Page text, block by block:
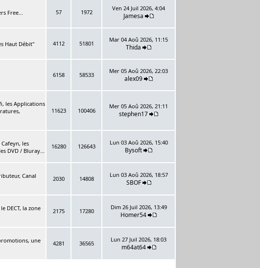
Free... 57 1972
Ven 24 Juil 2026, 4:04
Jamesa
Haut Débit" 4112 51801
Mar 04 Aoû 2026, 11:15
Thida
6158 58533
Mer 05 Aoû 2026, 22:03
alex09
les Applications
11623 100406
Mer 05 Aoû 2026, 21:11
stephen17
les
DVD / Bluray...
16280 126643
Lun 03 Aoû 2026, 15:40
Bysoft
Canal
2030 14808
Lun 03 Aoû 2026, 18:57
SBOF
DECT, la zone
2175 17280
Dim 26 Juil 2026, 13:49
Homer54
une
4281 36565
Lun 27 Juil 2026, 18:03
m64at64